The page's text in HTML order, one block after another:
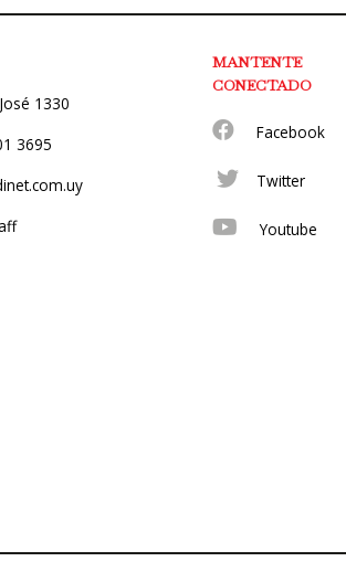
1330
3695
MANTENTE
CONECTADO
Facebook
Twitter
Youtube